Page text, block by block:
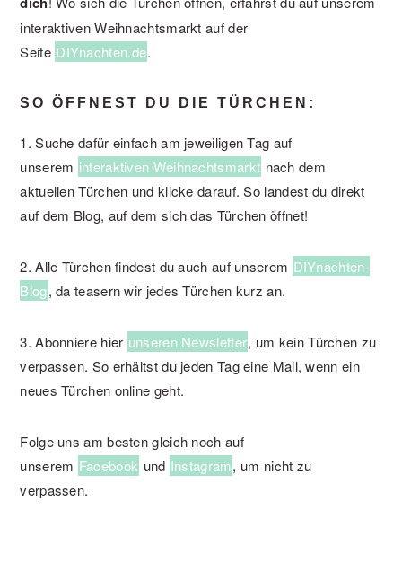
interaktiven Weihnachtsmarkt auf der
Seite DIYnachten.de.
SO ÖFFNEST DU DIE TÜRCHEN:
1. Suche dafür einfach am jeweiligen Tag auf
unserem interaktiven Weihnachtsmarkt nach dem
aktuellen Türchen und klicke darauf. So landest du direkt
auf dem Blog, auf dem sich das Türchen öffnet!
2. Alle Türchen findest du auch auf unserem DIYnachten-
Blog, da teasern wir jedes Türchen kurz an.
3. Abonniere hier unseren Newsletter, um kein Türchen zu
verpassen. So erhältst du jeden Tag eine Mail, wenn ein
neues Türchen online geht.
Folge uns am besten gleich noch auf
unserem Facebook und Instagram, um nicht zu
verpassen.